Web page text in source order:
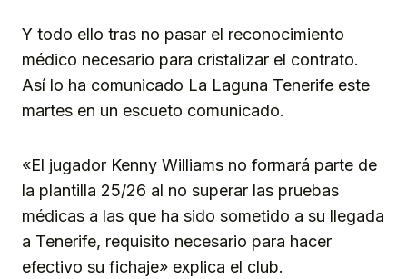
Y todo ello tras no pasar el reconocimiento
médico necesario para cristalizar el contrato.
Así lo ha comunicado La Laguna Tenerife este
martes en un escueto comunicado.
«El jugador Kenny Williams no formará parte de
la plantilla 25/26 al no superar las pruebas
médicas a las que ha sido sometido a su llegada
a Tenerife, requisito necesario para hacer
efectivo su fichaje» explica el club.